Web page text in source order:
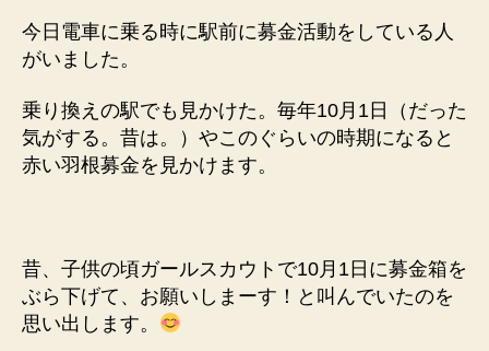
今日電車に乗る時に駅前に募金活動をしている人
がいました。
乗り換えの駅でも見かけた。毎年10月1日（だった
気がする。昔は。）やこのぐらいの時期になると
赤い羽根募金を見かけます。
昔、子供の頃ガールスカウトで10月1日に募金箱を
ぶら下げて、お願いしまーす！と叫んでいたのを
思い出します。